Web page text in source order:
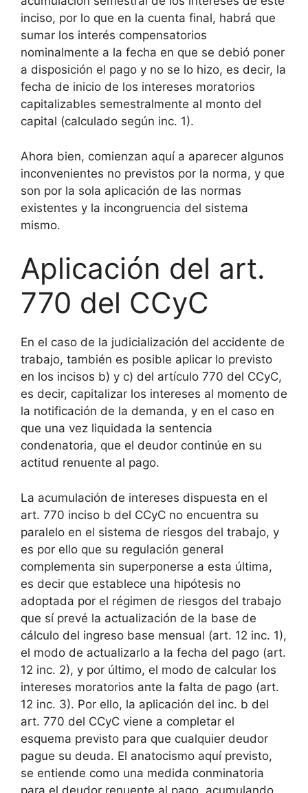
inciso, por lo que en la cuenta final, habrá que
sumar los interés compensatorios
nominalmente a la fecha en que se debió poner
a disposición el pago y no se lo hizo, es decir, la
fecha de inicio de los intereses moratorios
capitalizables semestralmente al monto del
capital (calculado según inc. 1).
Ahora bien, comienzan aquí a aparecer algunos
inconvenientes no previstos por la norma, y que
son por la sola aplicación de las normas
existentes y la incongruencia del sistema
mismo.
Aplicación del art.
770 del CCyC
En el caso de la judicialización del accidente de
trabajo, también es posible aplicar lo previsto
en los incisos b) y c) del artículo 770 del CCyC,
es decir, capitalizar los intereses al momento de
la notificación de la demanda, y en el caso en
que una vez liquidada la sentencia
condenatoria, que el deudor continúe en su
actitud renuente al pago.
La acumulación de intereses dispuesta en el
art. 770 inciso b del CCyC no encuentra su
paralelo en el sistema de riesgos del trabajo, y
es por ello que su regulación general
complementa sin superponerse a esta última,
es decir que establece una hipótesis no
adoptada por el régimen de riesgos del trabajo
que sí prevé la actualización de la base de
cálculo del ingreso base mensual (art. 12 inc. 1),
el modo de actualizarlo a la fecha del pago (art.
12 inc. 2), y por último, el modo de calcular los
intereses moratorios ante la falta de pago (art.
12 inc. 3). Por ello, la aplicación del inc. b del
art. 770 del CCyC viene a completar el
esquema previsto para que cualquier deudor
pague su deuda. El anatocismo aquí previsto,
se entiende como una medida conminatoria
para el deudor renuente al pago, acumulando